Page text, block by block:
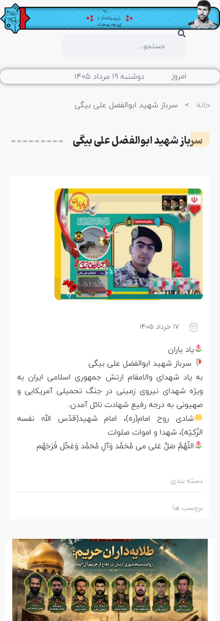
امروز دوشنبه ۱۹ مرداد ۱۴۰۵
خانه > سرباز شهید ابوالفضل علی بیگی
سرباز شهید ابوالفضل علی بیگی
۱۷ خرداد ۱۴۰۵
یاد یاران
سرباز شهید ابوالفضل علی بیگی
به یاد شهدای والامقام ارتش جمهوری اسلامی ایران به
ویژه شهدای نیروی زمینی در جنگ تحمیلی آمریکایی و
صهیونی به درجه رفیع شهادت نائل آمدن.
شادی روح امام(ره)، امام شهید(قدّس الله نفسه
الزّکیّه)، شهدا و اموات صلوات
اللّهُمَّ صَلِّ عَلی می مُحَمَّد وَآلِ مُحَمَّد وَعَجِّل فَرَجَهُم
دسته بندی:
برچسب ها: